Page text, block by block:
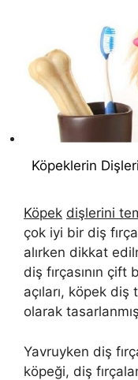
Köpeklerin
Köpek dişlerini
çok iyi bir diş
alırken dikkat
diş fırçasının çift
açıları, köpek
olarak
Yavruyken diş
köpeği, diş